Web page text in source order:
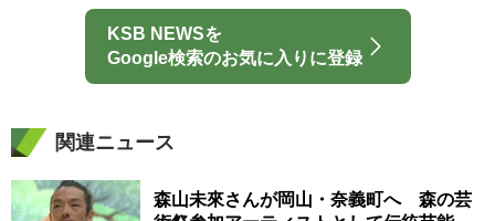
KSB NEWSを
Google検索のお気に入りに登録
関連ニュース
森山未來さんが岡山・奈義町へ 森の芸